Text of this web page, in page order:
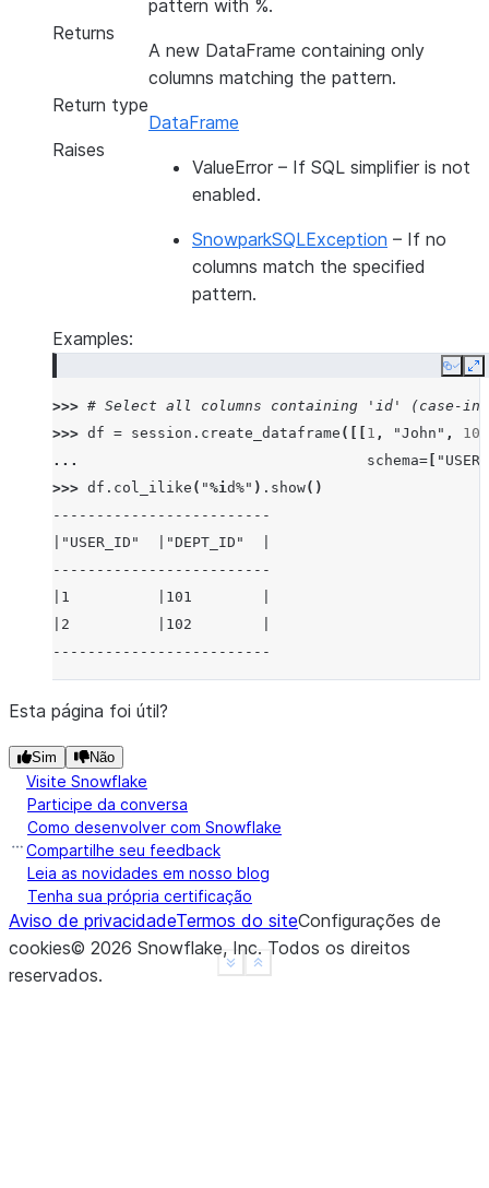
pattern with %.
Returns
A new DataFrame containing only
columns matching the pattern.
Return type
DataFrame
Raises
ValueError – If SQL simplifier is not
enabled.
SnowparkSQLException – If no
columns match the specified
pattern.
Examples:
Copy
>>> # Select all columns containing 'id' (case-
>>> df = session . create_dataframe ([[ 1 , "John" ,
101
...
schema=
>>> df . col_ilike ( "%id%" ) . show()
-------------------------
|"USER_ID"  |"DEPT_ID"  |
-------------------------
|1          |101        |
|2          |102        |
-------------------------
Show less
See more
Esta página foi útil?
Sim Não
Visite Snowflake
Participe da conversa
Como desenvolver com Snowflake
Compartilhe seu feedback
Leia as novidades em nosso blog
Tenha sua própria certificação
Aviso de privacidadeTermos do siteConfigurações de
cookies© 2026 Snowflake, Inc. Todos os direitos
reservados.